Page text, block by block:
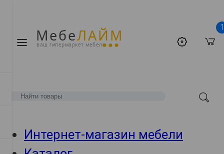
МебеЛАЙМ
ваш гипермаркет мебели
1
Интернет-магазин мебели